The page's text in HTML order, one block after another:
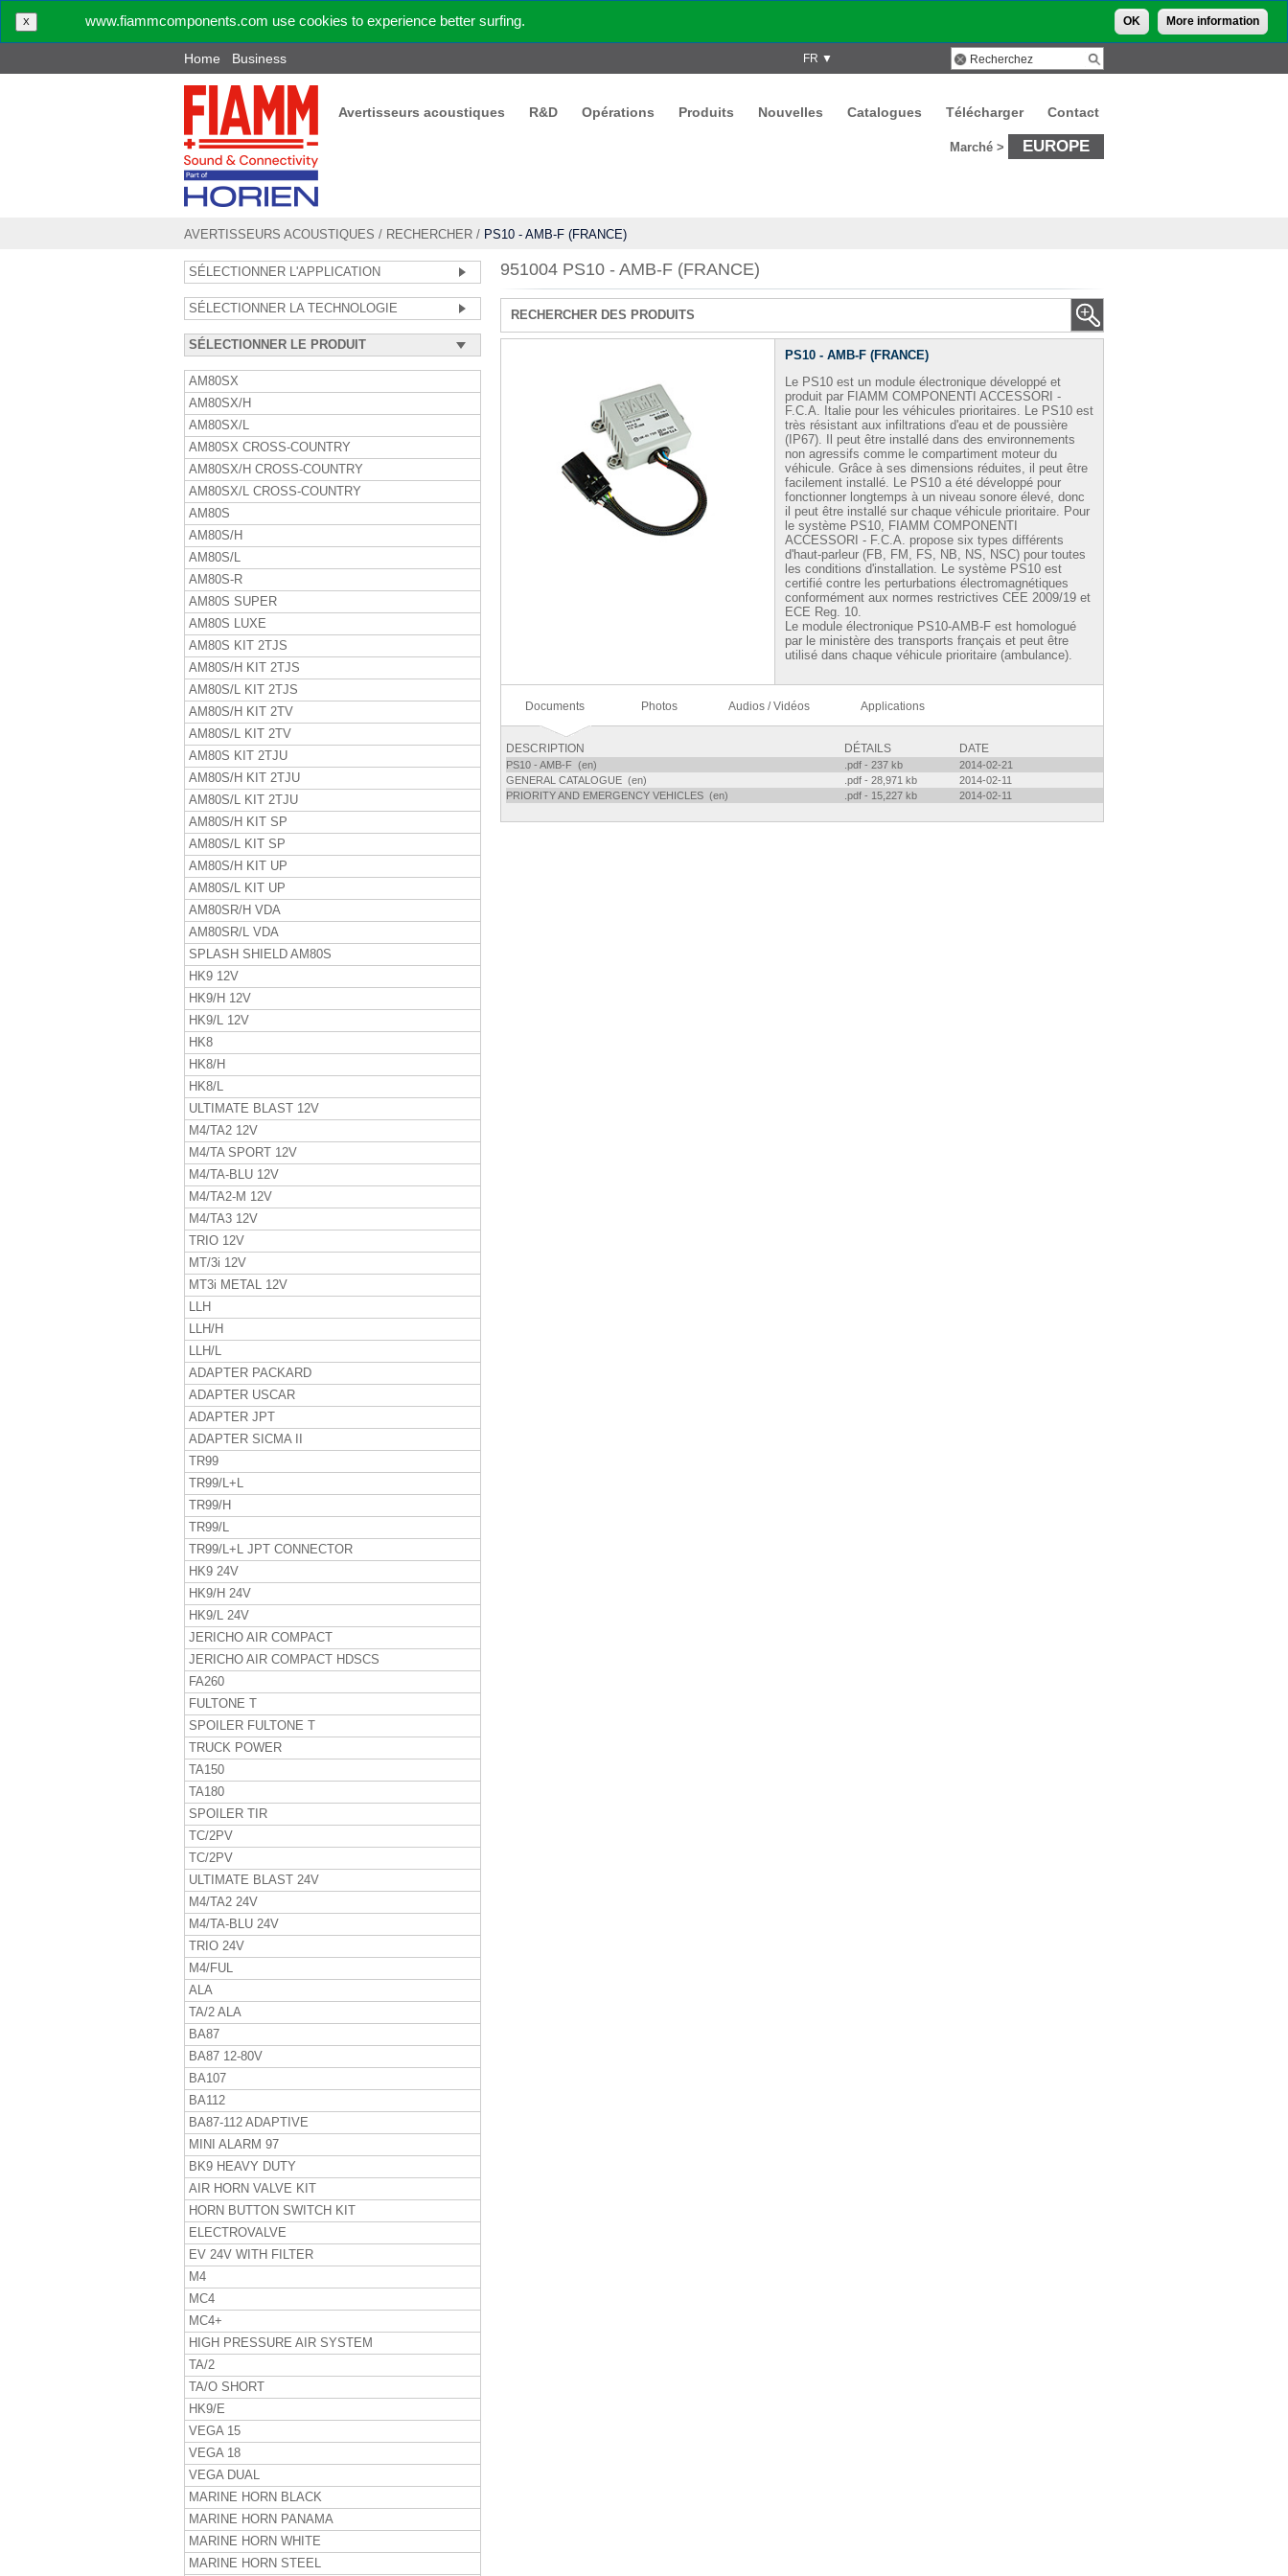
X www.fiammcomponents.com use cookies to experience better surfing. OK More information
FR ▼
Home Business
Avertisseurs acoustiques R&D Opérations Produits Nouvelles Catalogues Télécharger Contact
Marché > EUROPE
AVERTISSEURS ACOUSTIQUES / RECHERCHER / PS10 - AMB-F (FRANCE)
SÉLECTIONNER L'APPLICATION
SÉLECTIONNER LA TECHNOLOGIE
SÉLECTIONNER LE PRODUIT
AM80SX
AM80SX/H
AM80SX/L
AM80SX CROSS-COUNTRY
AM80SX/H CROSS-COUNTRY
AM80SX/L CROSS-COUNTRY
AM80S
AM80S/H
AM80S/L
AM80S-R
AM80S SUPER
AM80S LUXE
AM80S KIT 2TJS
AM80S/H KIT 2TJS
AM80S/L KIT 2TJS
AM80S/H KIT 2TV
AM80S/L KIT 2TV
AM80S KIT 2TJU
AM80S/H KIT 2TJU
AM80S/L KIT 2TJU
AM80S/H KIT SP
AM80S/L KIT SP
AM80S/H KIT UP
AM80S/L KIT UP
AM80SR/H VDA
AM80SR/L VDA
SPLASH SHIELD AM80S
HK9 12V
HK9/H 12V
HK9/L 12V
HK8
HK8/H
HK8/L
ULTIMATE BLAST 12V
M4/TA2 12V
M4/TA SPORT 12V
M4/TA-BLU 12V
M4/TA2-M 12V
M4/TA3 12V
TRIO 12V
MT/3i 12V
MT3i METAL 12V
LLH
LLH/H
LLH/L
ADAPTER PACKARD
ADAPTER USCAR
ADAPTER JPT
ADAPTER SICMA II
TR99
TR99/L+L
TR99/H
TR99/L
TR99/L+L JPT CONNECTOR
HK9 24V
HK9/H 24V
HK9/L 24V
JERICHO AIR COMPACT
JERICHO AIR COMPACT HDSCS
FA260
FULTONE T
SPOILER FULTONE T
TRUCK POWER
TA150
TA180
SPOILER TIR
TC/2PV
TC/2PV
ULTIMATE BLAST 24V
M4/TA2 24V
M4/TA-BLU 24V
TRIO 24V
M4/FUL
ALA
TA/2 ALA
BA87
BA87 12-80V
BA107
BA112
BA87-112 ADAPTIVE
MINI ALARM 97
BK9 HEAVY DUTY
AIR HORN VALVE KIT
HORN BUTTON SWITCH KIT
ELECTROVALVE
EV 24V WITH FILTER
M4
MC4
MC4+
HIGH PRESSURE AIR SYSTEM
TA/2
TA/O SHORT
HK9/E
VEGA 15
VEGA 18
VEGA DUAL
MARINE HORN BLACK
MARINE HORN PANAMA
MARINE HORN WHITE
MARINE HORN STEEL
951004 PS10 - AMB-F (FRANCE)
RECHERCHER DES PRODUITS
PS10 - AMB-F (FRANCE)
Le PS10 est un module électronique développé et
produit par FIAMM COMPONENTI ACCESSORI -
F.C.A. Italie pour les véhicules prioritaires. Le PS10 est
très résistant aux infiltrations d'eau et de poussière
(IP67). Il peut être installé dans des environnements
non agressifs comme le compartiment moteur du
véhicule. Grâce à ses dimensions réduites, il peut être
facilement installé. Le PS10 a été développé pour
fonctionner longtemps à un niveau sonore élevé, donc
il peut être installé sur chaque véhicule prioritaire. Pour
le système PS10, FIAMM COMPONENTI
ACCESSORI - F.C.A. propose six types différents
d'haut-parleur (FB, FM, FS, NB, NS, NSC) pour toutes
les conditions d'installation. Le système PS10 est
certifié contre les perturbations électromagnétiques
conformément aux normes restrictives CEE 2009/19 et
ECE Reg. 10.
Le module électronique PS10-AMB-F est homologué
par le ministère des transports français et peut être
utilisé dans chaque véhicule prioritaire (ambulance).
Documents Photos Audios / Vidéos Applications
DESCRIPTION DÉTAILS DATE
PS10 - AMB-F (en) .pdf - 237 kb
2014-02-21
GENERAL CATALOGUE (en)
.pdf - 28,971 kb
2014-02-11
PRIORITY AND EMERGENCY VEHICLES (en)
.pdf - 15,227 kb 2014-02-11